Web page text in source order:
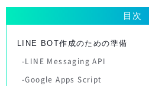
目次
LINE BOT作成のための準備
LINE Messaging API
Google Apps Script